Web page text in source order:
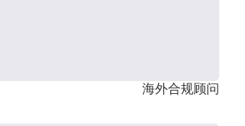
海外合规顾问